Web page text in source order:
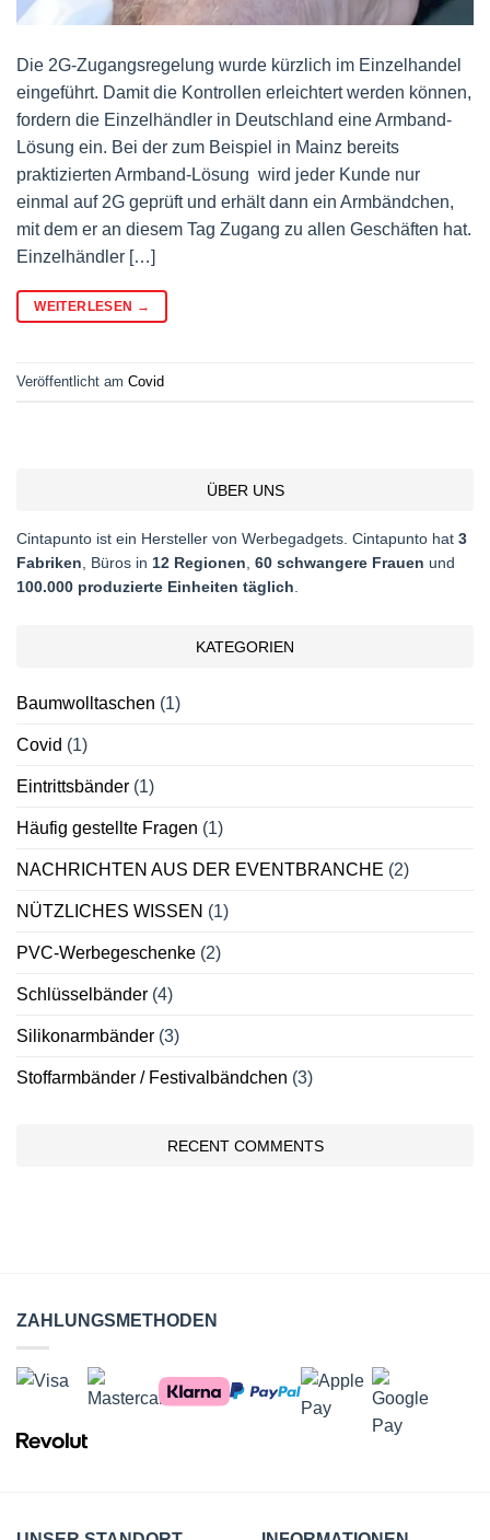
Die 2G-Zugangsregelung wurde kürzlich im Einzelhandel
eingeführt. Damit die Kontrollen erleichtert werden können,
fordern die Einzelhändler in Deutschland eine Armband-
Lösung ein. Bei der zum Beispiel in Mainz bereits
praktizierten Armband-Lösung wird jeder Kunde nur
einmal auf 2G geprüft und erhält dann ein Armbändchen,
mit dem er an diesem Tag Zugang zu allen Geschäften hat.
Einzelhändler […]
WEITERLESEN →
Veröffentlicht am Covid
ÜBER UNS
Cintapunto ist ein Hersteller von Werbegadgets. Cintapunto hat 3
Fabriken , Büros in 12 Regionen 60 schwangere Frauen und
100.000 produzierte Einheiten täglich
KATEGORIEN
Baumwolltaschen (1)
Covid (1)
Eintrittsbänder (1)
Häufig gestellte Fragen (1)
NACHRICHTEN AUS DER EVENTBRANCHE (2)
NÜTZLICHES WISSEN (1)
PVC-Werbegeschenke (2)
Schlüsselbänder (4)
Silikonarmbänder (3)
Stoffarmbänder / Festivalbändchen (3)
RECENT COMMENTS
ZAHLUNGSMETHODEN